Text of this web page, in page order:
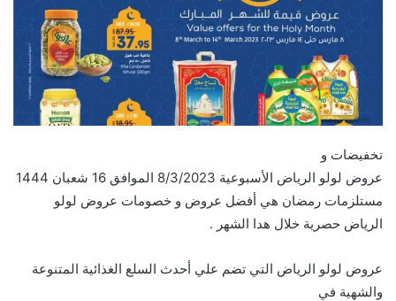
تخفيضات و
عروض لولو الرياض الأسبوعية 8/3/2023 الموافق 16 شعبان 1444
مستلزمات رمضان هي أفضل عروض و خصومات عروض لولو
الرياض حصرية خلال هدا الشهر .
عروض لولو الرياض التي تضم علي أحدث السلع الغذائية المتنوعة
والشهية في